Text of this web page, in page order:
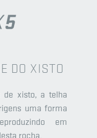
DO XISTO
de xisto, a telha
uma forma
em
rocha.